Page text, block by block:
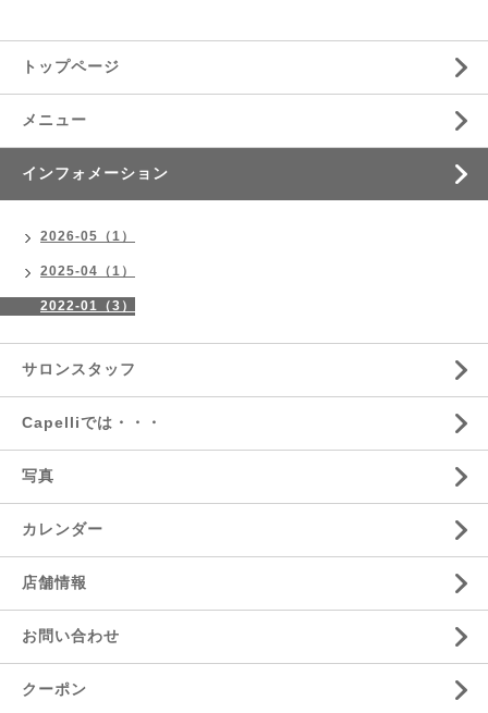
トップページ
メニュー
インフォメーション
2026-05（1）
2025-04（1）
2022-01（3）
サロンスタッフ
Capelliでは・・・
写真
カレンダー
店舗情報
お問い合わせ
クーポン